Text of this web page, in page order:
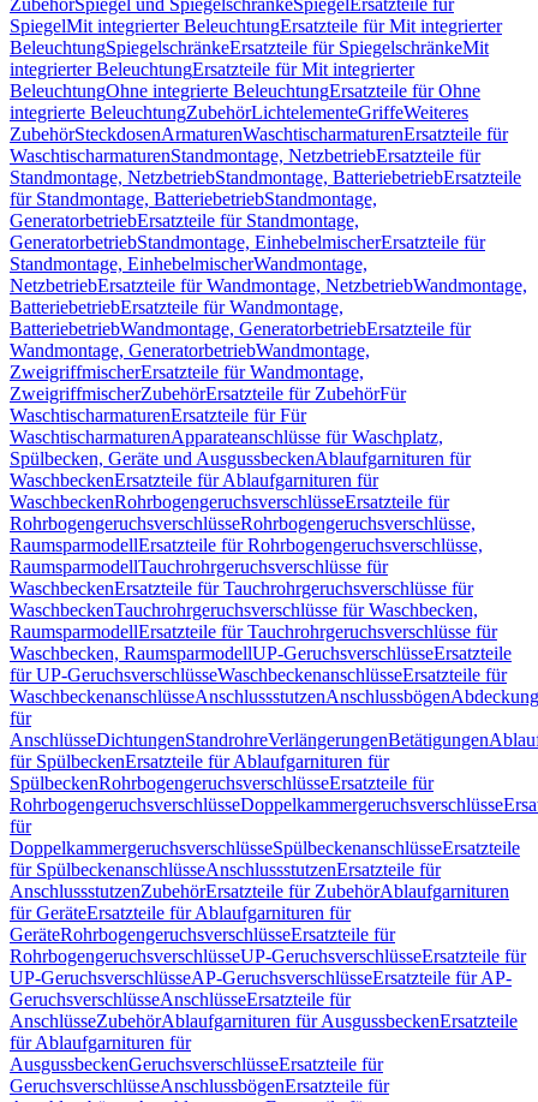
ZubehörSpiegel und SpiegelschränkeSpiegel Ersatzteile für
SpiegelMit integrierter BeleuchtungErsatzteile für Mit integrierter
BeleuchtungSpiegelschränkeErsatzteile für SpiegelschränkeMit
integrierter BeleuchtungErsatzteile für Mit integrierter
BeleuchtungOhne integrierte BeleuchtungErsatzteile für Ohne
integrierte BeleuchtungZubehörLichtelementeGriffeWeiteres
ZubehörSteckdosenArmaturenWaschtischarmaturenErsatzteile für
WaschtischarmaturenStandmontage, NetzbetriebErsatzteile für
Standmontage, NetzbetriebStandmontage, BatteriebetriebErsatzteile
für Standmontage, BatteriebetriebStandmontage,
GeneratorbetriebErsatzteile für Standmontage,
GeneratorbetriebStandmontage, EinhebelmischerErsatzteile für
Standmontage, EinhebelmischerWandmontage,
NetzbetriebErsatzteile für Wandmontage, NetzbetriebWandmontage,
BatteriebetriebErsatzteile für Wandmontage,
BatteriebetriebWandmontage, GeneratorbetriebErsatzteile für
Wandmontage, GeneratorbetriebWandmontage,
ZweigriffmischerErsatzteile für Wandmontage,
ZweigriffmischerZubehörErsatzteile für ZubehörFür
WaschtischarmaturenErsatzteile für Für
WaschtischarmaturenApparateanschlüsse für Waschplatz,
Spülbecken, Geräte und AusgussbeckenAblaufgarnituren für
WaschbeckenErsatzteile für Ablaufgarnituren für
WaschbeckenRohrbogengeruchsverschlüsseErsatzteile für
RohrbogengeruchsverschlüsseRohrbogengeruchsverschlüsse,
RaumsparmodellErsatzteile für Rohrbogengeruchsverschlüsse,
RaumsparmodellTauchrohrgeruchsverschlüsse für
WaschbeckenErsatzteile für Tauchrohrgeruchsverschlüsse für
WaschbeckenTauchrohrgeruchsverschlüsse für Waschbecken,
RaumsparmodellErsatzteile für Tauchrohrgeruchsverschlüsse für
Waschbecken, RaumsparmodellUP-GeruchsverschlüsseErsatzteile
für UP-GeruchsverschlüsseWaschbeckenanschlüsseErsatzteile für
WaschbeckenanschlüsseAnschlussstutzenAnschlussbögen
für
AnschlüsseDichtungenStandrohreVerlängerungenBetätigungen
für SpülbeckenErsatzteile für Ablaufgarnituren für
SpülbeckenRohrbogengeruchsverschlüsseErsatzteile für
RohrbogengeruchsverschlüsseDoppelkammergeruchsverschlüsse
für
DoppelkammergeruchsverschlüsseSpülbeckenanschlüsseErsatzteile
für SpülbeckenanschlüsseAnschlussstutzenErsatzteile für
AnschlussstutzenZubehörErsatzteile für ZubehörAblaufgarnituren
für GeräteErsatzteile für Ablaufgarnituren für
GeräteRohrbogengeruchsverschlüsseErsatzteile für
RohrbogengeruchsverschlüsseUP-GeruchsverschlüsseErsatzteile für
UP-GeruchsverschlüsseAP-GeruchsverschlüsseErsatzteile für AP-
GeruchsverschlüsseAnschlüsseErsatzteile für
AnschlüsseZubehörAblaufgarnituren für AusgussbeckenErsatzteile
für Ablaufgarnituren für
AusgussbeckenGeruchsverschlüsseErsatzteile für
GeruchsverschlüsseAnschlussbögenErsatzteile für